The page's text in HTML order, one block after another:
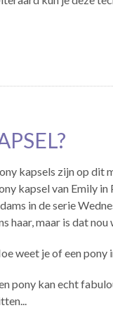
kapsels zijn op dit
kapsel van Emily
in de serie
haar, maar is dat
weet je of een pony
pony kan echt